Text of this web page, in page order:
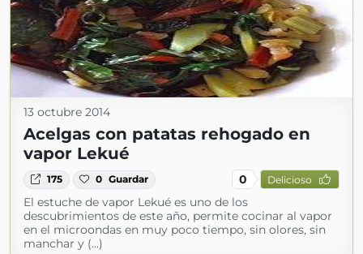
13 octubre 2014
Acelgas con patatas rehogado en
vapor Lekué
175 0 Guardar 0 Delicioso
El estuche de vapor Lekué es uno de los
descubrimientos de este año, permite cocinar al vapor
en el microondas en muy poco tiempo, sin olores, sin
manchar y (...)